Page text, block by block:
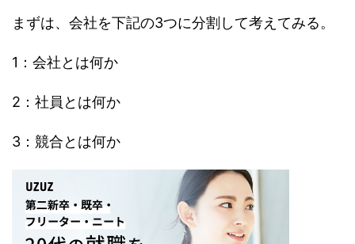
まずは、会社を下記の3つに分割して考えてみる。
1：会社とは何か
2：社員とは何か
3：競合とは何か